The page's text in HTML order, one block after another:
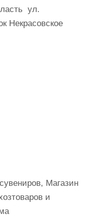
ул.
Некрасовское
Магазин
и